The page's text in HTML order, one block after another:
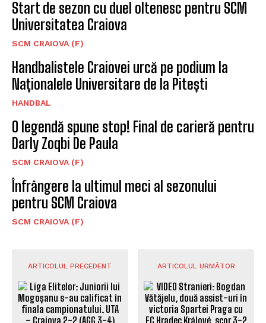
Start de sezon cu duel oltenesc pentru SCM
Universitatea Craiova
SCM CRAIOVA (F)
Handbalistele Craiovei urcă pe podium la
Naționalele Universitare de la Pitești
HANDBAL
O legendă spune stop! Final de carieră pentru
Darly Zoqbi De Paula
SCM CRAIOVA (F)
Înfrângere la ultimul meci al sezonului
pentru SCM Craiova
SCM CRAIOVA (F)
ARTICOLUL PRECEDENT ARTICOLUL URMĂTOR
VIDEO Stranieri: Bogdan
Vătăjelu, două assist-uri în